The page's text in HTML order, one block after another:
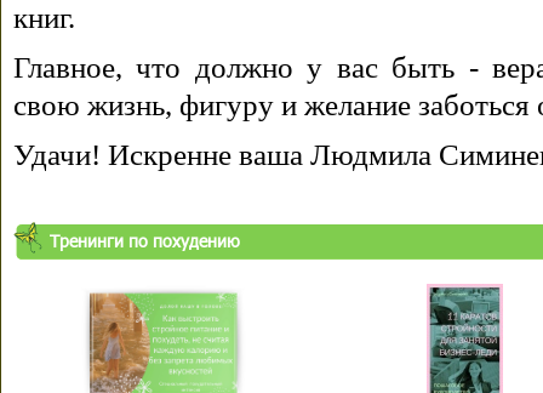
книг.
Главное, что должно у вас быть -
свою жизнь, фигуру и желание заботься
Удачи! Искренне ваша Людмила
Тренинги по похудению